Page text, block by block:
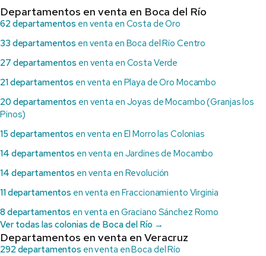
Departamentos en venta en Boca del Río
62 departamentos en venta en Costa de Oro
33 departamentos en venta en Boca del Río Centro
27 departamentos en venta en Costa Verde
21 departamentos en venta en Playa de Oro Mocambo
20 departamentos en venta en Joyas de Mocambo (Granjas los
Pinos)
15 departamentos en venta en El Morro las Colonias
14 departamentos en venta en Jardines de Mocambo
14 departamentos en venta en Revolución
11 departamentos en venta en Fraccionamiento Virginia
8 departamentos en venta en Graciano Sánchez Romo
Ver todas las colonias de Boca del Río →
Departamentos en venta en Veracruz
292 departamentos en venta en Boca del Río